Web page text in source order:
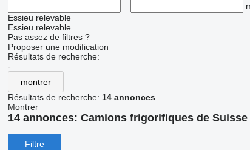
–
Essieu relevable
Essieu relevable
Pas assez de filtres ?
Proposer une modification
Résultats de recherche:
-
montrer
Résultats de recherche: 14 annonces
Montrer
14 annonces: Camions frigorifiques de Suisse
Filtre